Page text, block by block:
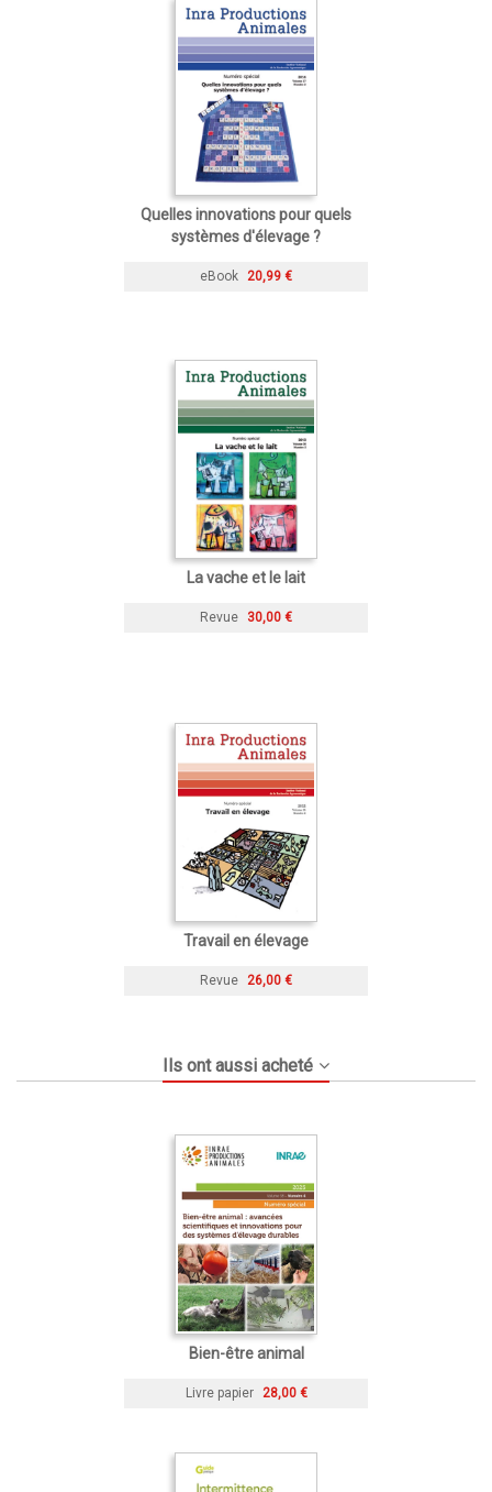
Quelles innovations pour quels
systèmes d'élevage ?
eBook 20,99 €
La vache et le lait
Revue 30,00 €
Travail en élevage
Revue 26,00 €
Ils ont aussi acheté
Bien-être animal
Livre papier 28,00 €